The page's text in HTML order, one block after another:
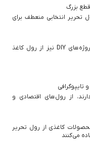
بزرگ
تحریر انتخابی منعطف برای
علاقه‌مندان به طراحی دستی، کارهای هنری و پروژه‌های DIY نیز از رول کاغذ
از رول‌های اقتصادی و
کاغذی از رول تحریر
می‌کنند